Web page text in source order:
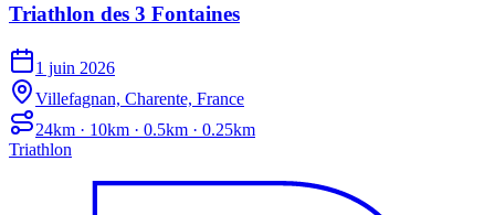
Triathlon des 3 Fontaines
1 juin 2026
Villefagnan, Charente, France
24km · 10km · 0.5km · 0.25km
Triathlon